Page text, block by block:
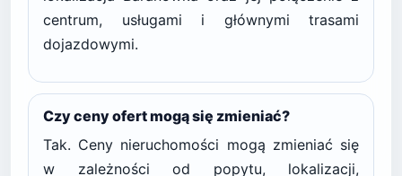
centrum, usługami i głównymi trasami
dojazdowymi.
Czy ceny ofert mogą się zmieniać?
Tak. Ceny nieruchomości mogą zmieniać się
w zależności od popytu, lokalizacji,